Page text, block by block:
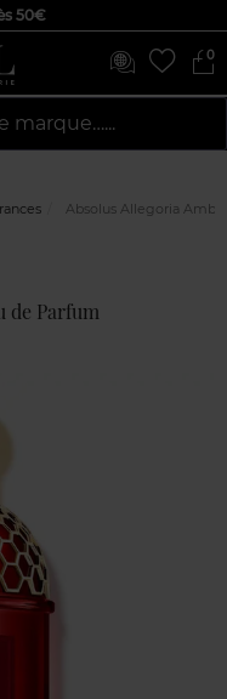
50€
0
marque…...
Absolus Allegoria
de Parfum